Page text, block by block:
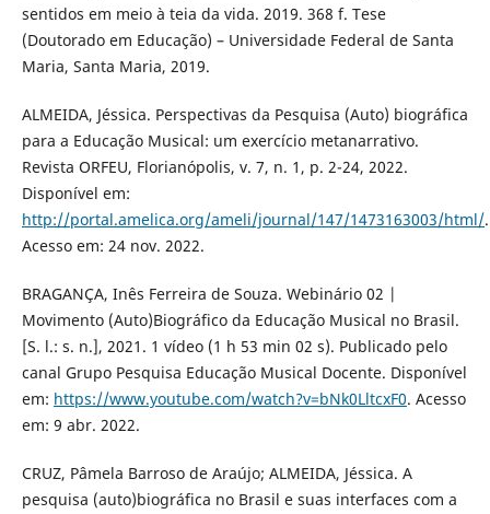
sentidos em meio à teia da vida. 2019. 368 f. Tese
(Doutorado em Educação) – Universidade Federal de Santa
Maria, Santa Maria, 2019.
ALMEIDA, Jéssica. Perspectivas da Pesquisa (Auto) biográfica
para a Educação Musical: um exercício metanarrativo.
Revista ORFEU, Florianópolis, v. 7, n. 1, p. 2-24, 2022.
Disponível em:
http://portal.amelica.org/ameli/journal/147/1473163003/html/.
Acesso em: 24 nov. 2022.
BRAGANÇA, Inês Ferreira de Souza. Webinário 02 |
Movimento (Auto)Biográfico da Educação Musical no Brasil.
[S. l.: s. n.], 2021. 1 vídeo (1 h 53 min 02 s). Publicado pelo
canal Grupo Pesquisa Educação Musical Docente. Disponível
em: https://www.youtube.com/watch?v=bNk0LltcxF0. Acesso
em: 9 abr. 2022.
CRUZ, Pâmela Barroso de Araújo; ALMEIDA, Jéssica. A
pesquisa (auto)biográfica no Brasil e suas interfaces com a